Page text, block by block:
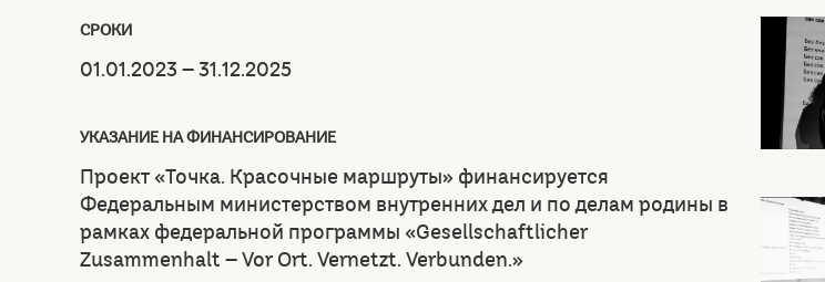
СРОКИ
01.01.2023 – 31.12.2025
УКАЗАНИЕ НА ФИНАНСИРОВАНИЕ
Проект «Точка. Красочные маршруты» финансируется
Федеральным министерством внутренних дел и по делам родины в
рамках федеральной программы «Gesellschaftlicher
Zusammenhalt – Vor Ort. Vernetzt. Verbunden.»